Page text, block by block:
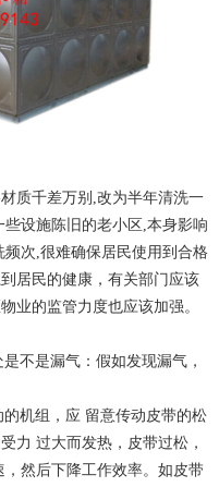
质千差万别,改为半年清洗一
设施陈旧的老小区,本身影响
次,很难确保居民使用到合格
居民的健康，有关部门应该
业的监管力度也应该加强。
不是漏气：假如发现漏气，
机组，应 留意传动皮带的松
力 过大而发热，皮带过松，
然后下降工作效率。如皮带